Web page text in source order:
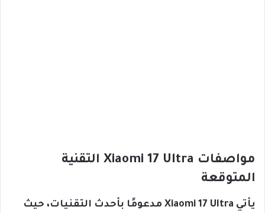
مواصفات Xiaomi 17 Ultra التقنية
المتوقعة
يأتي Xiaomi 17 Ultra مدعومًا بأحدث التقنيات، حيث